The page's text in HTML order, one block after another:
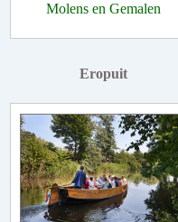
Molens en Gemalen
Eropuit